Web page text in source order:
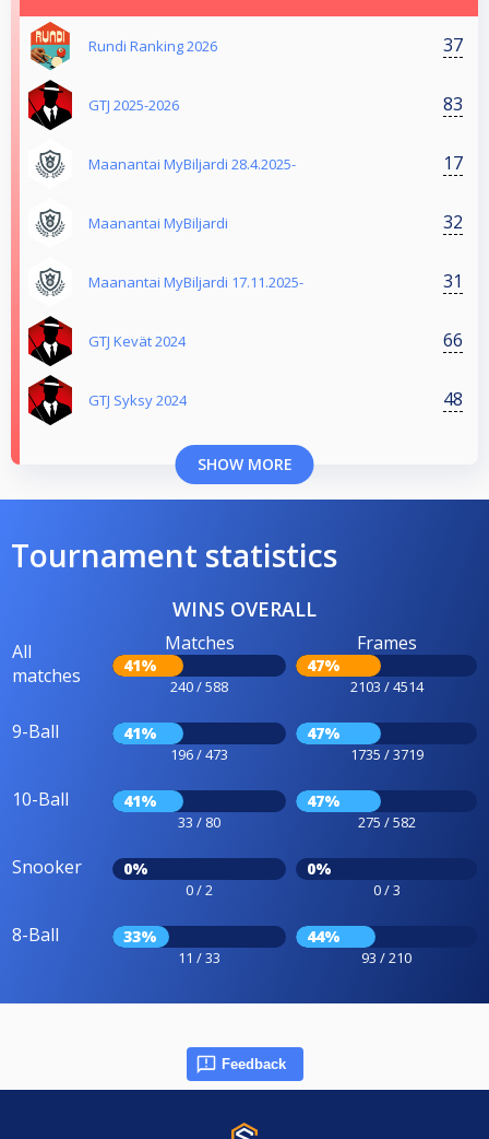
Rundi Ranking 2026 37
GTJ 2025-2026 83
Maanantai MyBiljardi 28.4.2025- 17
Maanantai MyBiljardi 32
Maanantai MyBiljardi 17.11.2025- 31
GTJ Kevät 2024 66
GTJ Syksy 2024 48
SHOW MORE
Tournament statistics
WINS OVERALL
All
matches
Matches
41%
240 / 588
Frames
47%
2103 / 4514
9-Ball 41%
196 / 473
47%
1735 / 3719
10-Ball 41%
33 / 80
47%
275 / 582
Snooker 0%
0 / 2
0%
0 / 3
8-Ball 33%
11 / 33
44%
93 / 210
Feedback